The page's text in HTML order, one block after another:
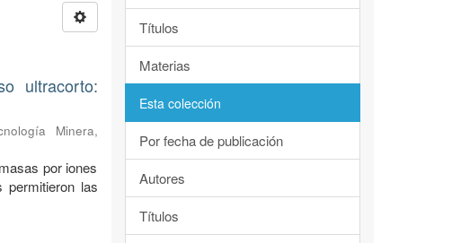
ultracorto:
Minera,
por iones
permitieron las
Títulos
Materias
Esta colección
Por fecha de publicación
Autores
Títulos